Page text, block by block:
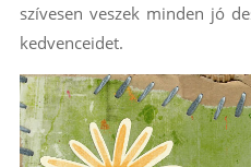
szívesen veszek minden jó
kedvenceidet.